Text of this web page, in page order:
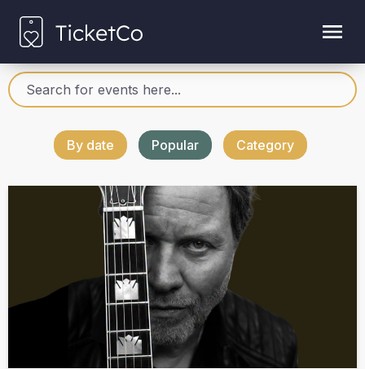
By date Popular Category